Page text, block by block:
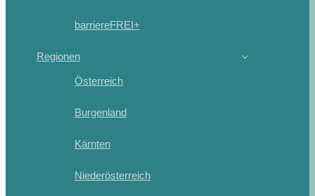
barriereFREI+
Regionen
Österreich
Burgenland
Kärnten
Niederösterreich